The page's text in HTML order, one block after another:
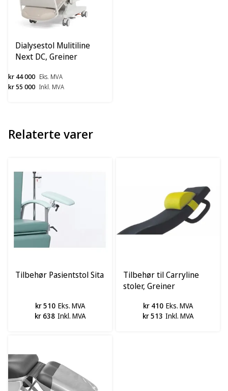
Dialysestol Mulitiline
Next DC, Greiner
kr 44 000 Eks. MVA
kr 55 000 Inkl. MVA
Relaterte varer
Tilbehør Pasientstol Sita
kr 510 Eks. MVA
kr 638 Inkl. MVA
Tilbehør til Carryline
stoler, Greiner
kr 410 Eks. MVA
kr 513 Inkl. MVA